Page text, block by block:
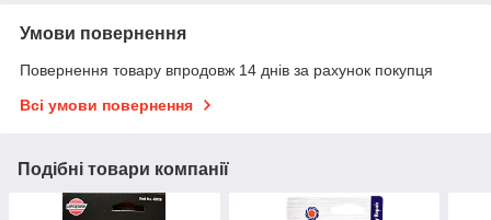
Умови повернення
Повернення товару впродовж 14 днів за рахунок покупця
Всі умови повернення
Подібні товари компанії